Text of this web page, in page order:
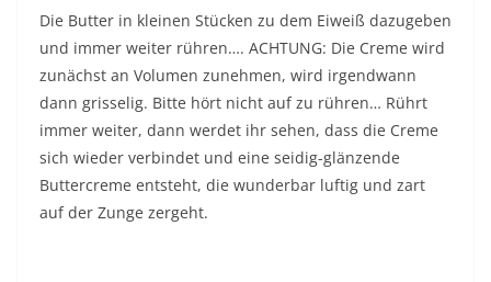
Die Butter in kleinen Stücken zu dem Eiweiß dazugeben
und immer weiter rühren…. ACHTUNG: Die Creme wird
zunächst an Volumen zunehmen, wird irgendwann
dann grisselig. Bitte hört nicht auf zu rühren… Rührt
immer weiter, dann werdet ihr sehen, dass die Creme
sich wieder verbindet und eine seidig-glänzende
Buttercreme entsteht, die wunderbar luftig und zart
auf der Zunge zergeht.